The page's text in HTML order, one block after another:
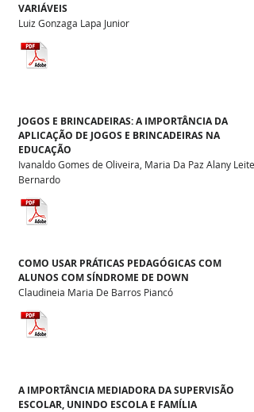
Luiz Gonzaga Lapa Junior
VARIÁVEIS
Ivanaldo Gomes de Oliveira, Maria Da Paz Alany Leite
Bernardo
JOGOS E BRINCADEIRAS: A IMPORTÂNCIA DA
APLICAÇÃO DE JOGOS E BRINCADEIRAS NA
EDUCAÇÃO
Claudineia Maria De Barros Piancó
COMO USAR PRÁTICAS PEDAGÓGICAS COM
ALUNOS COM SÍNDROME DE DOWN
A IMPORTÂNCIA MEDIADORA DA SUPERVISÃO
ESCOLAR, UNINDO ESCOLA E FAMÍLIA